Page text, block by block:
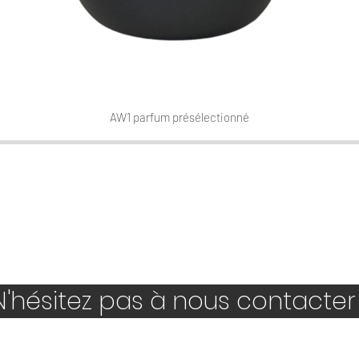
Aperçu rapide
AW1 parfum présélectionné
pas à nous